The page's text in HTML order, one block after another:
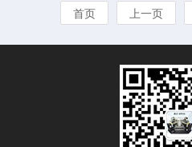
首页 上一页